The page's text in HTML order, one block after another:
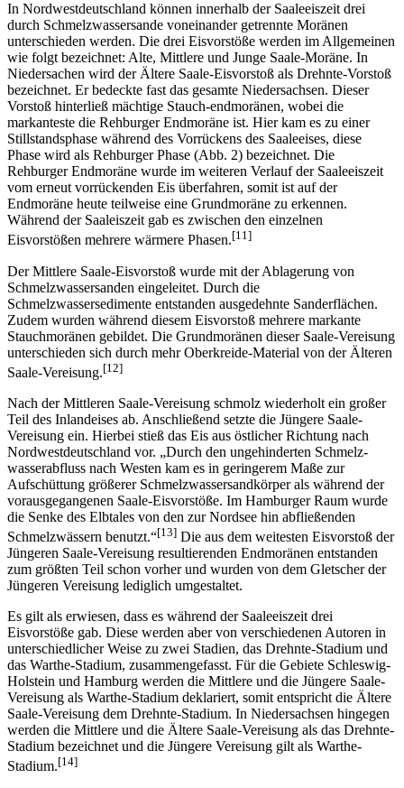
In Nordwestdeutschland können innerhalb der Saaleeiszeit drei
durch Schmelzwassersande voneinander getrennte Moränen
unterschieden werden. Die drei Eisvorstöße werden im Allgemeinen
wie folgt bezeichnet: Alte, Mittlere und Junge Saale-Moräne. In
Niedersachen wird der Ältere Saale-Eisvorstoß als Drehnte-Vorstoß
bezeichnet. Er bedeckte fast das gesamte Niedersachsen. Dieser
Vorstoß hinterließ mächtige Stauch-endmoränen, wobei die
markanteste die Rehburger Endmoräne ist. Hier kam es zu einer
Stillstandsphase während des Vorrückens des Saaleeises, diese
Phase wird als Rehburger Phase (Abb. 2) bezeichnet. Die
Rehburger Endmoräne wurde im weiteren Verlauf der Saaleeiszeit
vom erneut vorrückenden Eis überfahren, somit ist auf der
Endmoräne heute teilweise eine Grundmoräne zu erkennen.
Während der Saaleiszeit gab es zwischen den einzelnen
Eisvorstößen mehrere wärmere Phasen.[11]
Der Mittlere Saale-Eisvorstoß wurde mit der Ablagerung von
Schmelzwassersanden eingeleitet. Durch die
Schmelzwassersedimente entstanden ausgedehnte Sanderflächen.
Zudem wurden während diesem Eisvorstoß mehrere markante
Stauchmoränen gebildet. Die Grundmoränen dieser Saale-Vereisung
unterschieden sich durch mehr Oberkreide-Material von der Älteren
Saale-Vereisung.[12]
Nach der Mittleren Saale-Vereisung schmolz wiederholt ein großer
Teil des Inlandeises ab. Anschließend setzte die Jüngere Saale-
Vereisung ein. Hierbei stieß das Eis aus östlicher Richtung nach
Nordwestdeutschland vor. „Durch den ungehinderten Schmelz-
wasserabfluss nach Westen kam es in geringerem Maße zur
Aufschüttung größerer Schmelzwassersandkörper als während der
vorausgegangenen Saale-Eisvorstöße. Im Hamburger Raum wurde
die Senke des Elbtales von den zur Nordsee hin abfließenden
Schmelzwässern benutzt.“[13] Die aus dem weitesten Eisvorstoß der
Jüngeren Saale-Vereisung resultierenden Endmoränen entstanden
zum größten Teil schon vorher und wurden von dem Gletscher der
Jüngeren Vereisung lediglich umgestaltet.
Es gilt als erwiesen, dass es während der Saaleeiszeit drei
Eisvorstöße gab. Diese werden aber von verschiedenen Autoren in
unterschiedlicher Weise zu zwei Stadien, das Drehnte-Stadium und
das Warthe-Stadium, zusammengefasst. Für die Gebiete Schleswig-
Holstein und Hamburg werden die Mittlere und die Jüngere Saale-
Vereisung als Warthe-Stadium deklariert, somit entspricht die Ältere
Saale-Vereisung dem Drehnte-Stadium. In Niedersachsen hingegen
werden die Mittlere und die Ältere Saale-Vereisung als das Drehnte-
Stadium bezeichnet und die Jüngere Vereisung gilt als Warthe-
Stadium.[14]